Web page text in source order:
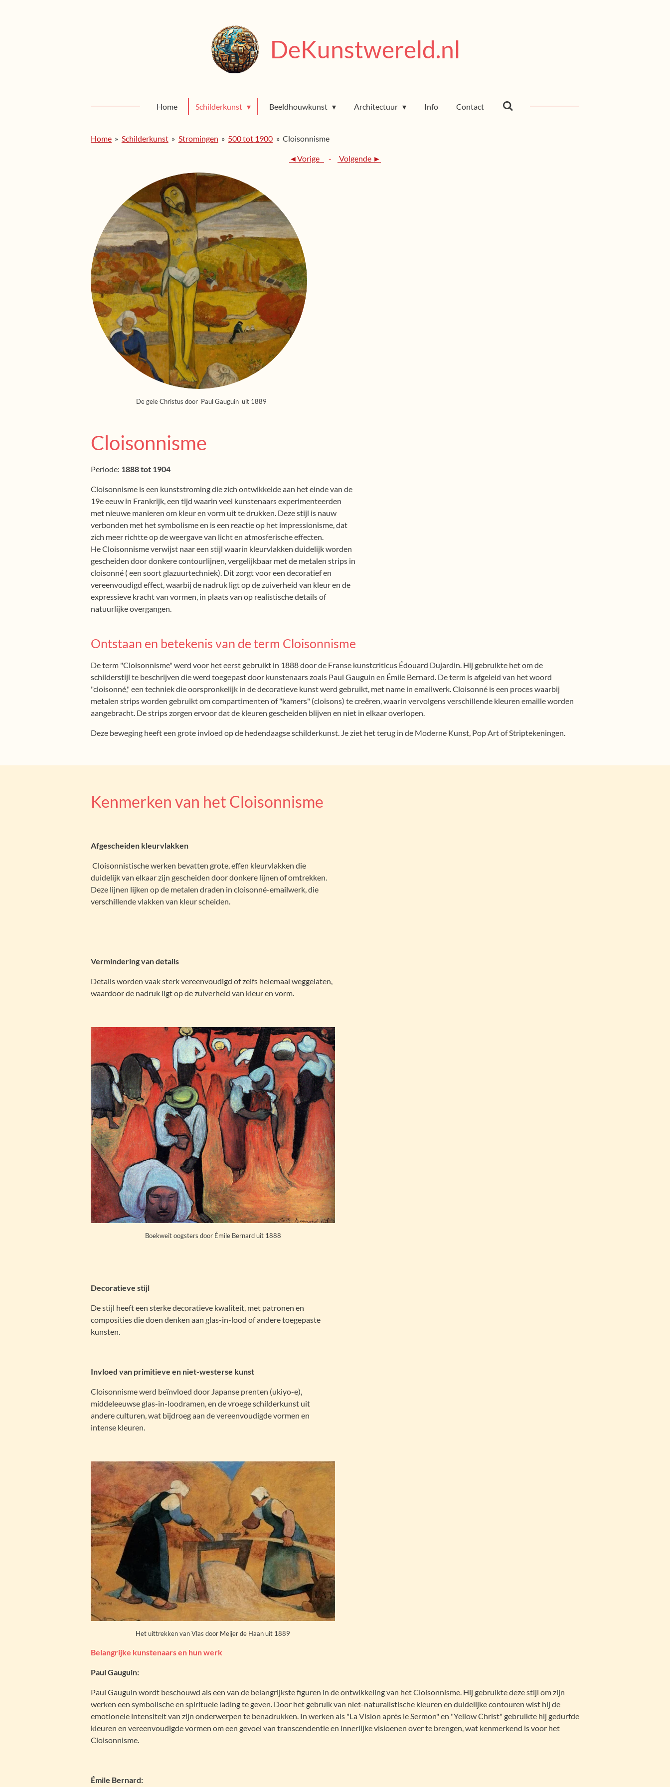
DeKunstwereld.nl
Home Schilderkunst Beeldhouwkunst Architectuur Info Contact
Home » Schilderkunst » Stromingen » 500 tot 1900 » Cloisonnisme
◄Vorige - Volgende ►
De gele Christus door Paul Gauguin uit 1889
Cloisonnisme
Periode: 1888 tot 1904
Cloisonnisme is een kunststroming die zich ontwikkelde aan het einde van de
19e eeuw in Frankrijk, een tijd waarin veel kunstenaars experimenteerden
met nieuwe manieren om kleur en vorm uit te drukken. Deze stijl is nauw
verbonden met het symbolisme en is een reactie op het impressionisme, dat
zich meer richtte op de weergave van licht en atmosferische effecten.
He Cloisonnisme verwijst naar een stijl waarin kleurvlakken duidelijk worden
gescheiden door donkere contourlijnen, vergelijkbaar met de metalen strips in
cloisonné ( een soort glazuurtechniek). Dit zorgt voor een decoratief en
vereenvoudigd effect, waarbij de nadruk ligt op de zuiverheid van kleur en de
expressieve kracht van vormen, in plaats van op realistische details of
natuurlijke overgangen.
Ontstaan en betekenis van de term Cloisonnisme
De term "Cloisonnisme" werd voor het eerst gebruikt in 1888 door de Franse kunstcriticus Édouard Dujardin. Hij gebruikte het om de
schilderstijl te beschrijven die werd toegepast door kunstenaars zoals Paul Gauguin en Émile Bernard. De term is afgeleid van het woord
"cloisonné," een techniek die oorspronkelijk in de decoratieve kunst werd gebruikt, met name in emailwerk. Cloisonné is een proces waarbij
metalen strips worden gebruikt om compartimenten of "kamers" (cloisons) te creëren, waarin vervolgens verschillende kleuren emaille worden
aangebracht. De strips zorgen ervoor dat de kleuren gescheiden blijven en niet in elkaar overlopen.
Deze beweging heeft een grote invloed op de hedendaagse schilderkunst. Je ziet het terug in de Moderne Kunst, Pop Art of Striptekeningen.
Kenmerken van het Cloisonnisme
Afgescheiden kleurvlakken
Cloisonnistische werken bevatten grote, effen kleurvlakken die
duidelijk van elkaar zijn gescheiden door donkere lijnen of omtrekken.
Deze lijnen lijken op de metalen draden in cloisonné-emailwerk, die
verschillende vlakken van kleur scheiden.
Vermindering van details
Details worden vaak sterk vereenvoudigd of zelfs helemaal weggelaten,
waardoor de nadruk ligt op de zuiverheid van kleur en vorm.
Boekweit oogsters door Émile Bernard uit 1888
Decoratieve stijl
De stijl heeft een sterke decoratieve kwaliteit, met patronen en
composities die doen denken aan glas-in-lood of andere toegepaste
kunsten.
Invloed van primitieve en niet-westerse kunst
Cloisonnisme werd beïnvloed door Japanse prenten (ukiyo-e),
middeleeuwse glas-in-loodramen, en de vroege schilderkunst uit
andere culturen, wat bijdroeg aan de vereenvoudigde vormen en
intense kleuren.
Het uittrekken van Vlas door Meijer de Haan uit 1889
Belangrijke kunstenaars en hun werk
Paul Gauguin:
Paul Gauguin wordt beschouwd als een van de belangrijkste figuren in de ontwikkeling van het Cloisonnisme. Hij gebruikte deze stijl om zijn
werken een symbolische en spirituele lading te geven. Door het gebruik van niet-naturalistische kleuren en duidelijke contouren wist hij de
emotionele intensiteit van zijn onderwerpen te benadrukken. In werken als "La Vision après le Sermon" en "Yellow Christ" gebruikte hij gedurfde
kleuren en vereenvoudigde vormen om een gevoel van transcendentie en innerlijke visioenen over te brengen, wat kenmerkend is voor het
Cloisonnisme.
Émile Bernard: